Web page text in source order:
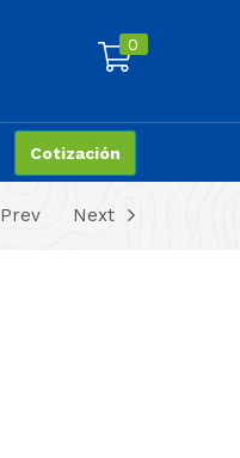
0
Cotización
Prev Next